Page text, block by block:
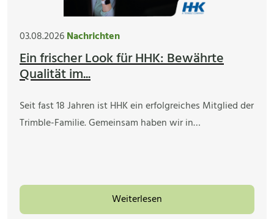
03.08.2026Nachrichten
Ein frischer Look für HHK: Bewährte
Qualität im...
Seit fast 18 Jahren ist HHK ein erfolgreiches Mitglied der
Trimble-Familie. Gemeinsam haben wir in…
Weiterlesen